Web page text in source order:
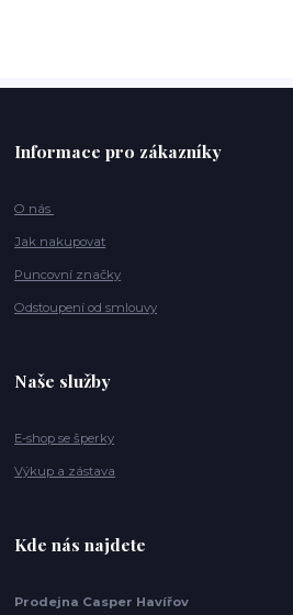
Informace pro zákazníky
O nás
Jak nakupovat
Puncovní značky
Odstoupení od smlouvy
Naše služby
E-shop se šperky
Výkup a zástava
Kde nás najdete
Prodejna Casper Havířov